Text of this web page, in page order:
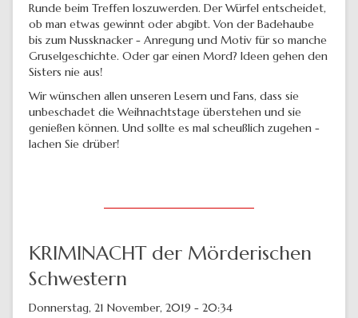
Runde beim Treffen loszuwerden. Der Würfel entscheidet,
ob man etwas gewinnt oder abgibt. Von der Badehaube
bis zum Nussknacker - Anregung und Motiv für so manche
Gruselgeschichte. Oder gar einen Mord? Ideen gehen den
Sisters nie aus!
Wir wünschen allen unseren Lesern und Fans, dass sie
unbeschadet die Weihnachtstage überstehen und sie
genießen können. Und sollte es mal scheußlich zugehen -
lachen Sie drüber!
KRIMINACHT der Mörderischen
Schwestern
Donnerstag, 21 November, 2019 - 20:34